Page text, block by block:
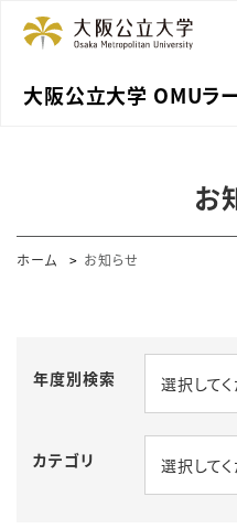
大阪公立大学 OMUラ
お
ホーム お知らせ
年度別検索 選択して
カテゴリ 選択して